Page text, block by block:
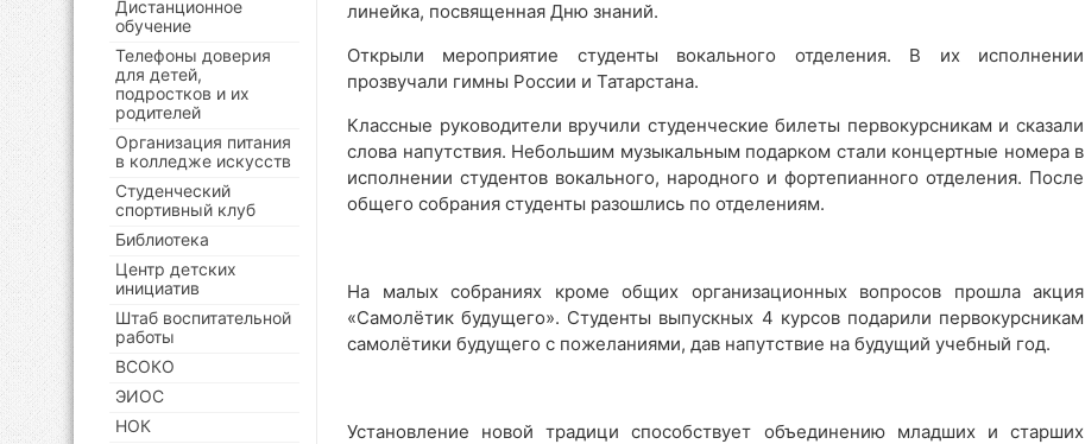
линейка, посвященная Дню знаний.
Открыли мероприятие студенты вокального отделения. В их исполнении
прозвучали гимны России и Татарстана.
Классные руководители вручили студенческие билеты первокурсникам и сказали
слова напутствия. Небольшим музыкальным подарком стали концертные номера в
исполнении студентов вокального, народного и фортепианного отделения. После
общего собрания студенты разошлись по отделениям.
На малых собраниях кроме общих организационных вопросов прошла акция
«Самолётик будущего». Студенты выпускных 4 курсов подарили первокурсникам
самолётики будущего с пожеланиями, дав напутствие на будущий учебный год.
Установление новой традици способствует объединению младших и старших
Дистанционное
обучение
Телефоны доверия
для детей,
подростков и их
родителей
Организация питания
в колледже искусств
Студенческий
спортивный клуб
Библиотека
Центр детских
инициатив
Штаб воспитательной
работы
ВСОКО
ЭИОС
НОК